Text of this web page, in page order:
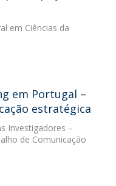
em Ciências da
em Portugal –
estratégica
Investigadores –
de Comunicação